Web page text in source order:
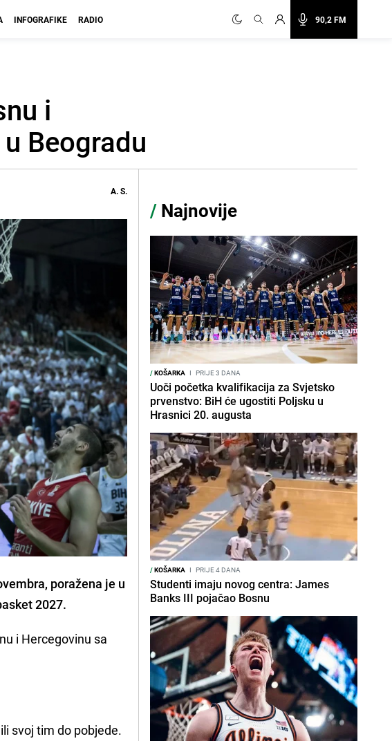
90,2 FM
INFOGRAFIKE RADIO
i
Beogradu
A. S.
poražena je u
2027.
i Hercegovinu sa
svoj tim do pobjede.
/ Najnovije
/KOŠARKA I PRIJE 3 DANA
Uoči početka kvalifikacija za Svjetsko
prvenstvo: BiH će ugostiti Poljsku u
Hrasnici 20. augusta
/KOŠARKA I PRIJE 4 DANA
Studenti imaju novog centra: James
Banks III pojačao Bosnu